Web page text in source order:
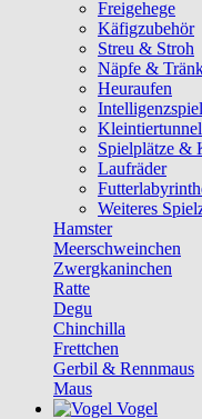
Freigehege
Käfigzubehör
Streu & Stroh
Näpfe &
Heuraufen
Kleintiertunnel
Spielplätze &
Laufräder
Weiteres
Hamster
Meerschweinchen
Zwergkaninchen
Ratte
Degu
Chinchilla
Frettchen
Gerbil & Rennmaus
Maus
Vogel